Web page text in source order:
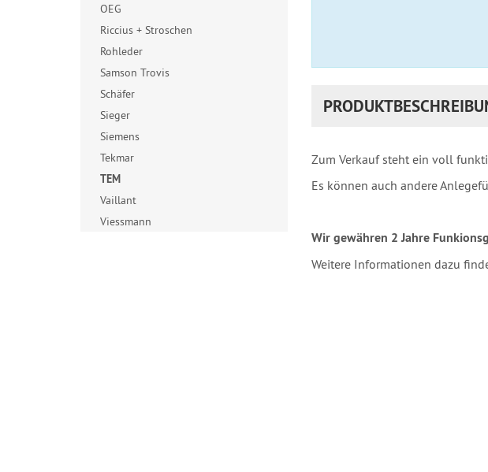
Zum Verkauf steht ein voll
Es können auch andere
Wir gewähren 2 Jahre
Weitere Informationen dazu
OEG
Riccius + Stroschen
Rohleder
Samson Trovis
Schäfer
Sieger
Siemens
Tekmar
TEM
Vaillant
Viessmann